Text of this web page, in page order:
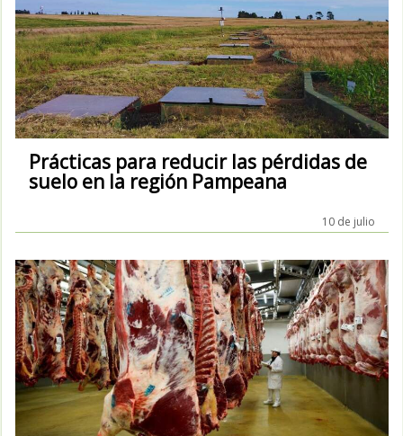
Prácticas para reducir las pérdidas de
suelo en la región Pampeana
10 de julio